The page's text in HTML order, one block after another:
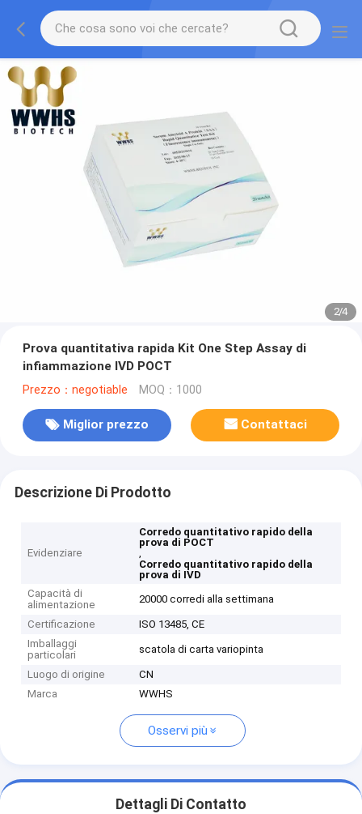
2/4
Prova quantitativa rapida Kit One Step Assay di
infiammazione IVD POCT
Prezzo：negotiable MOQ：1000
Miglior prezzo Contattaci
Descrizione Di Prodotto
Evidenziare
Corredo quantitativo rapido della
prova di POCT
,
Corredo quantitativo rapido della
prova di IVD
Capacità di
alimentazione
20000 corredi alla settimana
Certificazione
ISO 13485, CE
Imballaggi
particolari
scatola di carta variopinta
Luogo di origine
CN
Marca
WWHS
Osservi più
Dettagli Di Contatto